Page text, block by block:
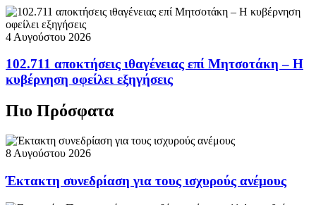
4 Αυγούστου 2026
102.711 αποκτήσεις ιθαγένειας επί Μητσοτάκη – Η
κυβέρνηση οφείλει εξηγήσεις
Πιο Πρόσφατα
8 Αυγούστου 2026
Έκτακτη συνεδρίαση για τους ισχυρούς ανέμους